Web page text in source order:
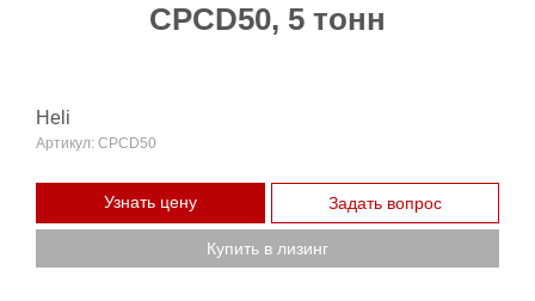
CPCD50, 5 тонн
Heli
Артикул: CPCD50
Узнать цену Задать вопрос
Купить в лизинг